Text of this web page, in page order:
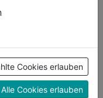
Drittanbieter,
stimmst du
Unter "Details
den
"Cookies
welche Cookies
Cookies erlauben
Alle Cookies erlauben